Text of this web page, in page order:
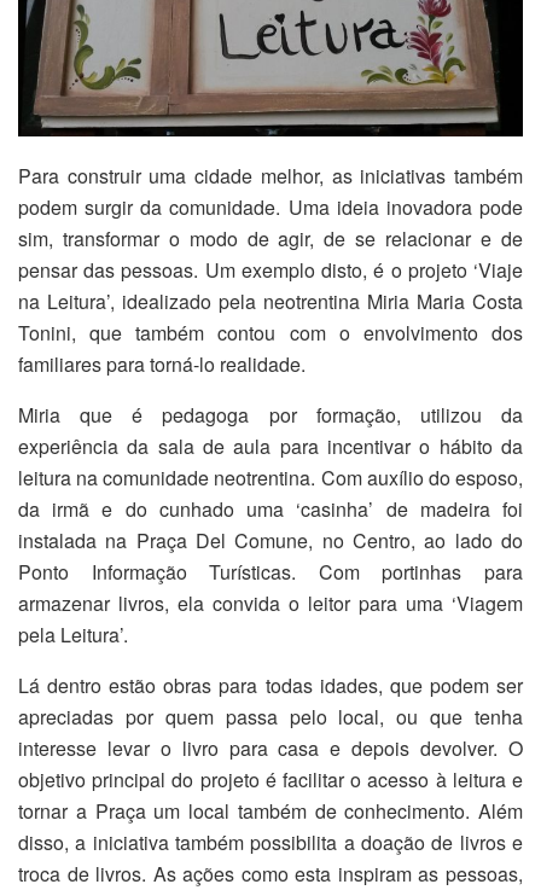
Para construir uma cidade melhor, as iniciativas também
podem surgir da comunidade. Uma ideia inovadora pode
sim, transformar o modo de agir, de se relacionar e de
pensar das pessoas. Um exemplo disto, é o projeto ‘Viaje
na Leitura’, idealizado pela neotrentina Miria Maria Costa
Tonini, que também contou com o envolvimento dos
familiares para torná-lo realidade.
Miria que é pedagoga por formação, utilizou da
experiência da sala de aula para incentivar o hábito da
leitura na comunidade neotrentina. Com auxílio do esposo,
da irmã e do cunhado uma ‘casinha’ de madeira foi
instalada na Praça Del Comune, no Centro, ao lado do
Ponto Informação Turísticas. Com portinhas para
armazenar livros, ela convida o leitor para uma ‘Viagem
pela Leitura’.
Lá dentro estão obras para todas idades, que podem ser
apreciadas por quem passa pelo local, ou que tenha
interesse levar o livro para casa e depois devolver. O
objetivo principal do projeto é facilitar o acesso à leitura e
tornar a Praça um local também de conhecimento. Além
disso, a iniciativa também possibilita a doação de livros e
troca de livros. As ações como esta inspiram as pessoas,